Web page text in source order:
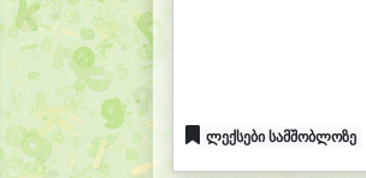
ლექსები სამშობლოზე